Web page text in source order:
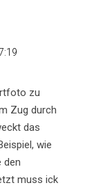
zu
Zug durch
das
wie
den
muss ick